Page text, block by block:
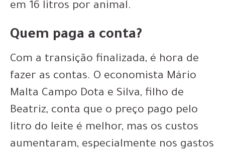
em 16 litros por animal.
Quem paga a conta?
Com a transição finalizada, é hora de
fazer as contas. O economista Mário
Malta Campo Dota e Silva, filho de
Beatriz, conta que o preço pago pelo
litro do leite é melhor, mas os custos
aumentaram, especialmente nos gastos